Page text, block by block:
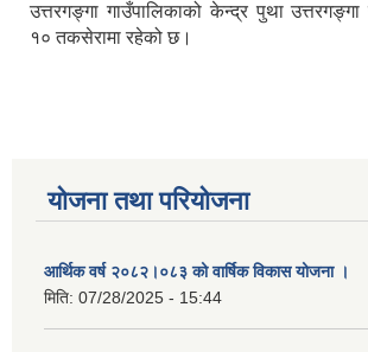
उत्तरगङ्गा गाउँपालिकाको केन्द्र पुथा
१० तकसेरामा रहेको छ।
योजना तथा परियोजना
आर्थिक वर्ष २०८२।०८३ को वार्षिक विकास योजना ।
मिति: 07/28/2025 - 15:44